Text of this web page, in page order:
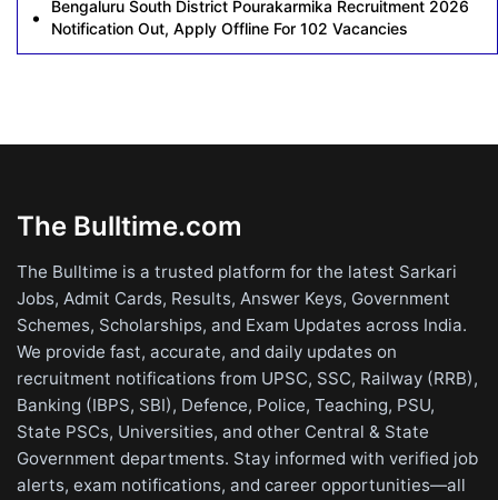
Bengaluru South District Pourakarmika Recruitment 2026
Notification Out, Apply Offline For 102 Vacancies
The Bulltime.com
The Bulltime is a trusted platform for the latest Sarkari
Jobs, Admit Cards, Results, Answer Keys, Government
Schemes, Scholarships, and Exam Updates across India.
We provide fast, accurate, and daily updates on
recruitment notifications from UPSC, SSC, Railway (RRB),
Banking (IBPS, SBI), Defence, Police, Teaching, PSU,
State PSCs, Universities, and other Central & State
Government departments. Stay informed with verified job
alerts, exam notifications, and career opportunities—all